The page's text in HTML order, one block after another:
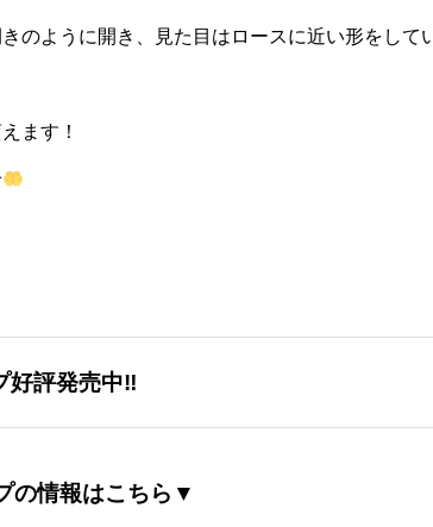
のように開き、見た目はロースに近い形をして
ます！
好評発売中‼
の情報はこちら▼